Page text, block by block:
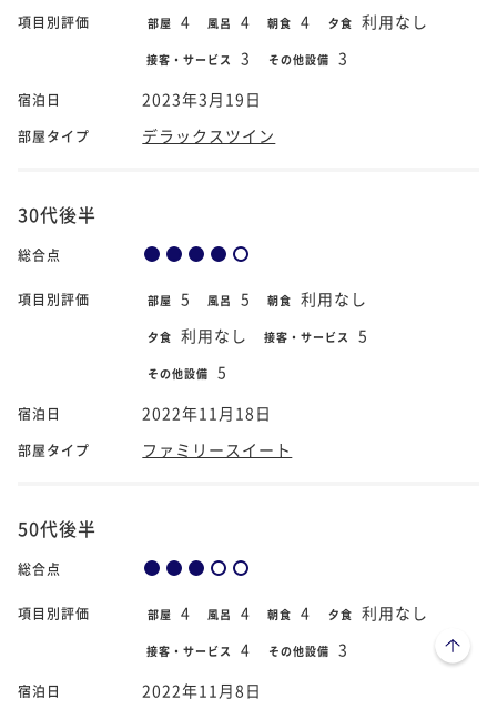
項目別評価 部屋 4 風呂 4 朝食 4 夕食 利用なし
接客・サービス 3 その他設備 3
宿泊日 2023年3月19日
部屋タイプ デラックスツイン
30代後半
総合点
項目別評価 部屋 5 風呂 5 朝食 利用なし
夕食 利用なし 接客・サービス 5
その他設備 5
宿泊日 2022年11月18日
部屋タイプ ファミリースイート
50代後半
総合点
項目別評価 部屋 4 風呂 4 朝食 4 夕食 利用なし
接客・サービス 4 その他設備 3
宿泊日 2022年11月8日